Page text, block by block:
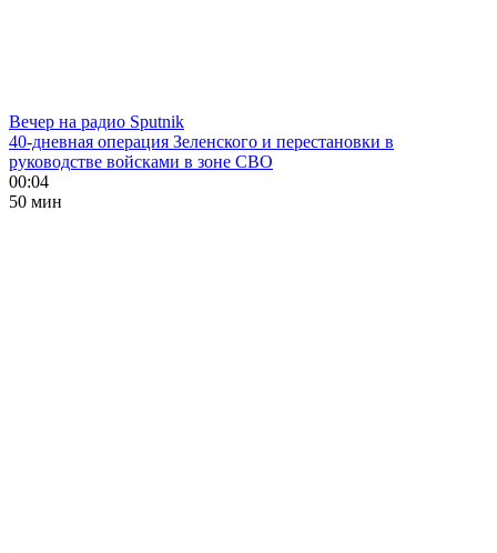
Вечер на радио Sputnik
40-дневная операция Зеленского и перестановки в
руководстве войсками в зоне СВО
00:04
50 мин